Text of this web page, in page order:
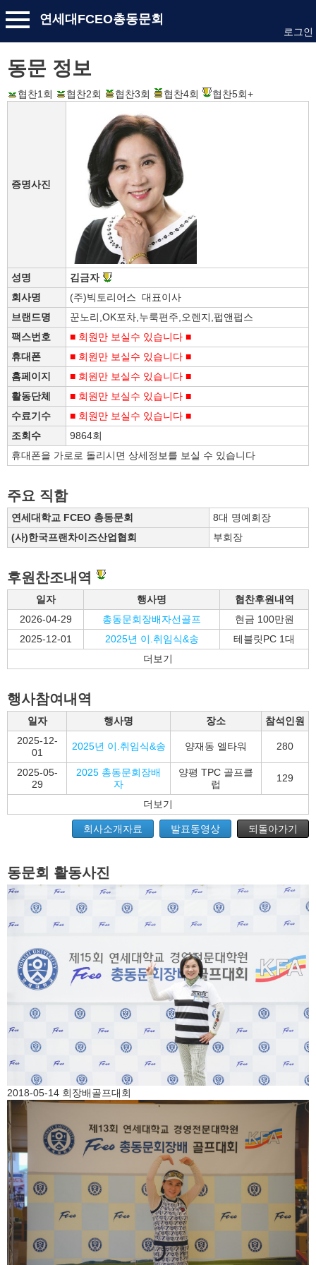
연세대FCEO총동문회
로그인
동문 정보
협찬1회 협찬2회 협찬3회 협찬4회 협찬5회+
증명사진
성명
김금자
회사명
(주)빅토리어스 대표이사
브랜드명
꾼노리,OK포차,누룩편주,오렌지,펍앤펍스
팩스번호
■ 회원만 보실수 있습니다 ■
휴대폰
■ 회원만 보실수 있습니다 ■
홈페이지
■ 회원만 보실수 있습니다 ■
활동단체
■ 회원만 보실수 있습니다 ■
수료기수
■ 회원만 보실수 있습니다 ■
조회수
9864회
휴대폰을 가로로 돌리시면 상세정보를 보실 수 있습니다
주요 직함
연세대학교 FCEO 총동문회
8대 명예회장
(사)한국프랜차이즈산업협회
부회장
후원찬조내역
일자 행사명
협찬후원내역
2026-04-29
총동문회장배자선골프
현금 100만원
2025-12-01
2025년 이.취임식&송
테블릿PC 1대
더보기
행사참여내역
일자 행사명 장소
참석인원
2025-12-
01
2025년 이.취임식&송 양재동 엘타워 280
2025-05-
29
2025 총동문회장배
자
양평 TPC 골프클
럽
129
더보기
회사소개자료 발표동영상 되돌아가기
동문회 활동사진
2018-05-14 회장배골프대회